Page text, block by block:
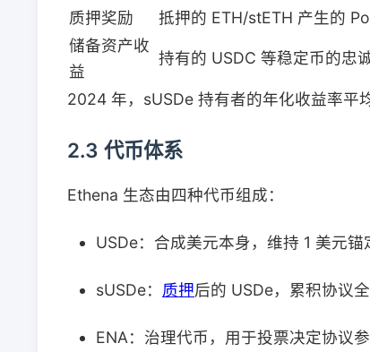
质押奖励
抵押的 ETH/stETH 产生的
储备资产收
益
持有的 USDC 等稳定币的忠
2024 年，sUSDe 持有者的年化收益率平
2.3 代币体系
Ethena 生态由四种代币组成：
USDe：合成美元本身，维持 1 美元锚
sUSDe： 质押后的 USDe，累积协议
ENA：治理代币，用于投票决定协议参